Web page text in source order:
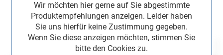
Wir möchten hier gerne auf Sie abgestimmte
Produktempfehlungen anzeigen. Leider haben
Sie uns hierfür keine Zustimmung gegeben.
Wenn Sie diese anzeigen möchten, stimmen Sie
bitte den Cookies zu.